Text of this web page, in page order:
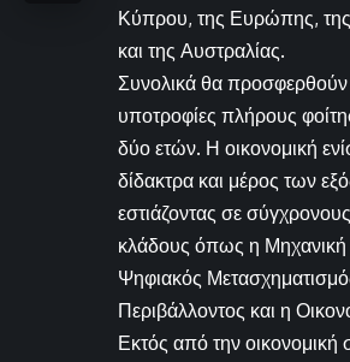
Κύπρου, της Ευρώπης, της
και της Αυστραλίας.
Συνολικά θα
υποτροφίες πλήρους
δύο ετών. Η οικονομική
δίδακτρα και μέρος των
εστιάζοντας σε
κλάδους όπως η Μηχανική
Ψηφιακός
Περιβάλλοντος και η
Εκτός από την οικονομική